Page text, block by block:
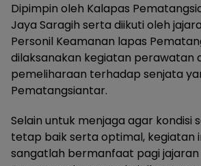
Dipimpin oleh Kalapas
Jaya Saragih serta diikuti oleh
Personil Keamanan lapas
dilaksanakan kegiatan perawatan
pemeliharaan terhadap senjata
Pematangsiantar.
Selain untuk menjaga agar kondisi
tetap baik serta optimal, kegiatan
sangatlah bermanfaat pagi jajaran